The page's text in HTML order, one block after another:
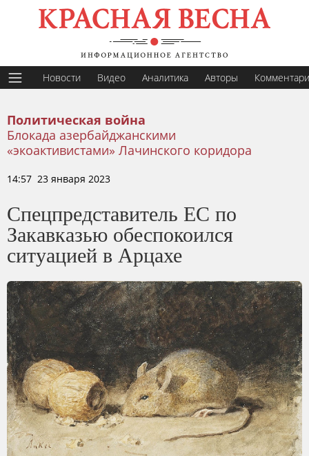
Новости Видео Аналитика Авторы
Политическая война
Блокада азербайджанскими
«экоактивистами» Лачинского коридора
14:57 23 января 2023
Спецпредставитель ЕС по
Закавказью обеспокоился
ситуацией в Арцахе